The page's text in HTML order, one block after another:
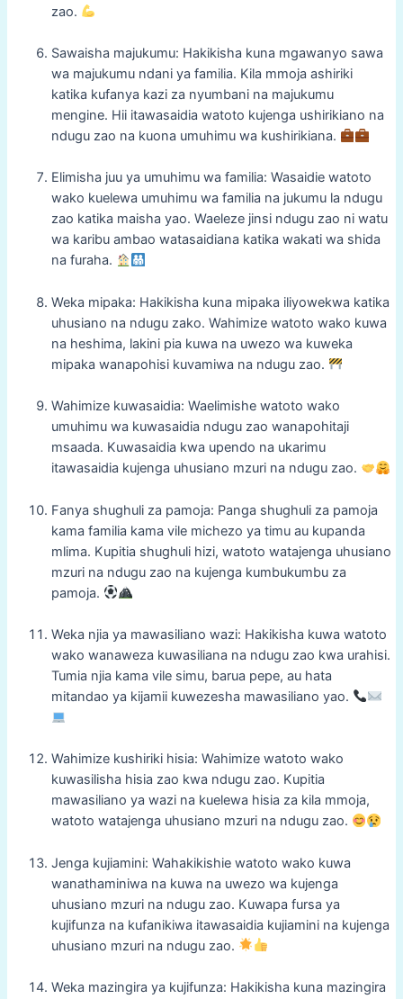
zao.
Sawaisha majukumu: Hakikisha kuna mgawanyo sawa
wa majukumu ndani ya familia. Kila mmoja ashiriki
katika kufanya kazi za nyumbani na majukumu
mengine. Hii itawasaidia watoto kujenga ushirikiano na
ndugu zao na kuona umuhimu wa kushirikiana.
Elimisha juu ya umuhimu wa familia: Wasaidie watoto
wako kuelewa umuhimu wa familia na jukumu la ndugu
zao katika maisha yao. Waeleze jinsi ndugu zao ni watu
wa karibu ambao watasaidiana katika wakati wa shida
na furaha.
Weka mipaka: Hakikisha kuna mipaka iliyowekwa katika
uhusiano na ndugu zako. Wahimize watoto wako kuwa
na heshima, lakini pia kuwa na uwezo wa kuweka
mipaka wanapohisi kuvamiwa na ndugu zao.
Wahimize kuwasaidia: Waelimishe watoto wako
umuhimu wa kuwasaidia ndugu zao wanapohitaji
msaada. Kuwasaidia kwa upendo na ukarimu
itawasaidia kujenga uhusiano mzuri na ndugu zao.
Fanya shughuli za pamoja: Panga shughuli za pamoja
kama familia kama vile michezo ya timu au kupanda
mlima. Kupitia shughuli hizi, watoto watajenga uhusiano
mzuri na ndugu zao na kujenga kumbukumbu za
pamoja.
Weka njia ya mawasiliano wazi: Hakikisha kuwa watoto
wako wanaweza kuwasiliana na ndugu zao kwa urahisi.
Tumia njia kama vile simu, barua pepe, au hata
mitandao ya kijamii kuwezesha mawasiliano yao.
Wahimize kushiriki hisia: Wahimize watoto wako
kuwasilisha hisia zao kwa ndugu zao. Kupitia
mawasiliano ya wazi na kuelewa hisia za kila mmoja,
watoto watajenga uhusiano mzuri na ndugu zao.
Jenga kujiamini: Wahakikishie watoto wako kuwa
wanathaminiwa na kuwa na uwezo wa kujenga
uhusiano mzuri na ndugu zao. Kuwapa fursa ya
kujifunza na kufanikiwa itawasaidia kujiamini na kujenga
uhusiano mzuri na ndugu zao.
Weka mazingira ya kujifunza: Hakikisha kuna mazingira